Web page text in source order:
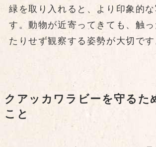
緑を取り入れると、より印象的な
す。動物が近寄ってきても、触っ
たりせず観察する姿勢が大切です
クアッカワラビーを守るた
こと